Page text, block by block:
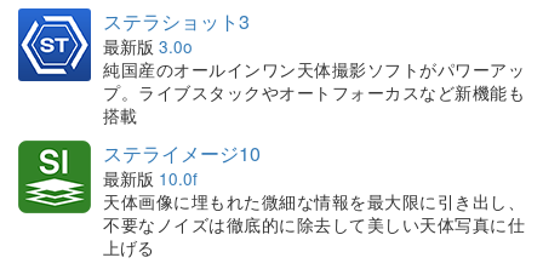
ステラショット3
最新版 3.0o
純国産のオールインワン天体撮影ソフトがパワーアッ
プ。ライブスタックやオートフォーカスなど新機能も
搭載
ステライメージ10
最新版 10.0f
天体画像に埋もれた微細な情報を最大限に引き出し、
不要なノイズは徹底的に除去して美しい天体写真に仕
上げる